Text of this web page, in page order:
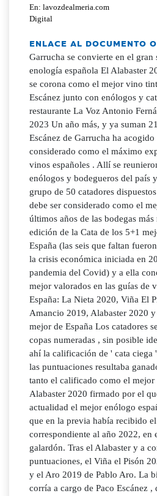
En: lavozdealmeria.com
Digital
ENLACE AL DOCUMENTO
Garrucha se convierte en el gran
enología española El Alabaster
se corona como el mejor vino
Escánez junto con enólogos y
restaurante La Voz Antonio
2023 Un año más, y ya suman
Escánez de Garrucha ha acogido
considerado como el máximo
vinos españoles . Allí se
enólogos y bodegueros del país
grupo de 50 catadores
debe ser considerado como el
últimos años de las bodegas
edición de la Cata de los 5+1
España (las seis que faltan
la crisis económica iniciada en
pandemia del Covid) y a ella
mejor valorados en las guías de
España: La Nieta 2020, Viña El
Amancio 2019, Alabaster 2020
mejor de España Los catadores
copas numeradas , sin posible
ahí la calificación de ' cata ciega
las puntuaciones resultaba
tanto el calificado como el mejor
Alabaster 2020 firmado por el
actualidad el mejor enólogo
que en la previa había recibido
correspondiente al año 2022, en
galardón. Tras el Alabaster y a
puntuaciones, el Viña el Pisón
y el Aro 2019 de Pablo Aro. La
corría a cargo de Paco Escánez ,